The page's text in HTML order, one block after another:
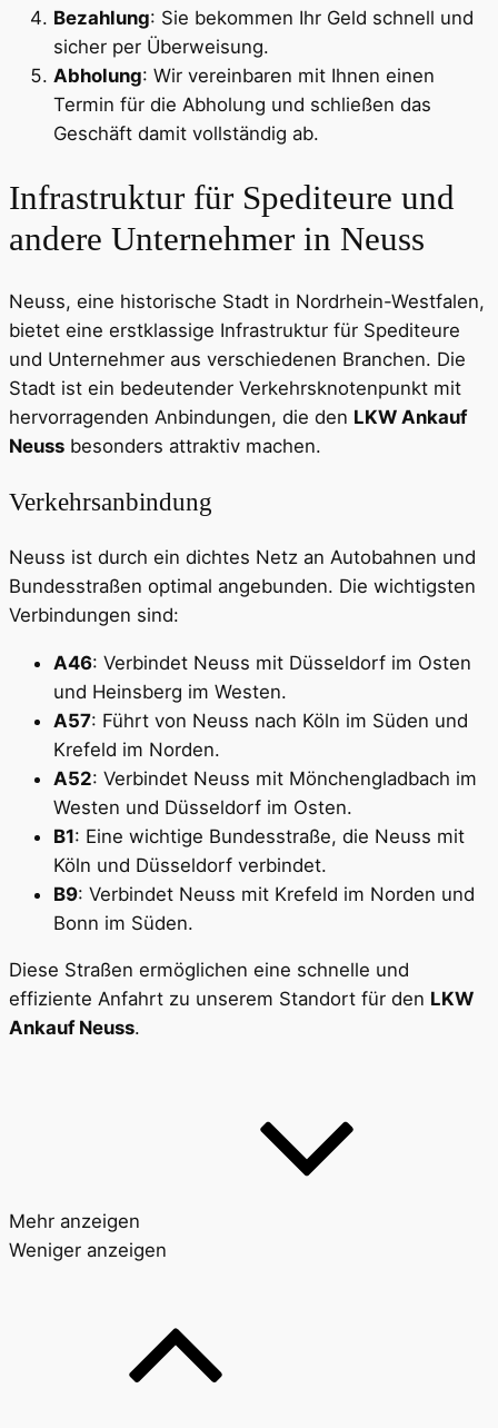
Bezahlung: Sie bekommen Ihr Geld schnell und
sicher per Überweisung.
Abholung: Wir vereinbaren mit Ihnen einen
Termin für die Abholung und schließen das
Geschäft damit vollständig ab.
Infrastruktur für Spediteure und
andere Unternehmer in Neuss
Neuss, eine historische Stadt in Nordrhein-Westfalen,
bietet eine erstklassige Infrastruktur für Spediteure
und Unternehmer aus verschiedenen Branchen. Die
Stadt ist ein bedeutender Verkehrsknotenpunkt mit
hervorragenden Anbindungen, die den LKW Ankauf
Neuss besonders attraktiv machen.
Verkehrsanbindung
Neuss ist durch ein dichtes Netz an Autobahnen und
Bundesstraßen optimal angebunden. Die wichtigsten
Verbindungen sind:
A46: Verbindet Neuss mit Düsseldorf im Osten
und Heinsberg im Westen.
A57: Führt von Neuss nach Köln im Süden und
Krefeld im Norden.
A52: Verbindet Neuss mit Mönchengladbach im
Westen und Düsseldorf im Osten.
B1: Eine wichtige Bundesstraße, die Neuss mit
Köln und Düsseldorf verbindet.
B9: Verbindet Neuss mit Krefeld im Norden und
Bonn im Süden.
Diese Straßen ermöglichen eine schnelle und
effiziente Anfahrt zu unserem Standort für den LKW
Ankauf Neuss.
Mehr anzeigen
Weniger anzeigen